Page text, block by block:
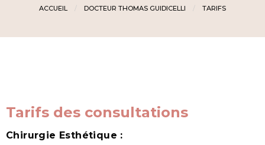
ACCUEIL DOCTEUR THOMAS GUIDICELLI TARIFS
Tarifs des consultations
Chirurgie Esthétique :